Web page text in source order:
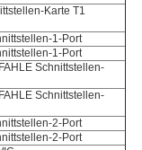
Karte T1
1-Port
1-Port
Schnittstellen-
Schnittstellen-
2-Port
2-Port